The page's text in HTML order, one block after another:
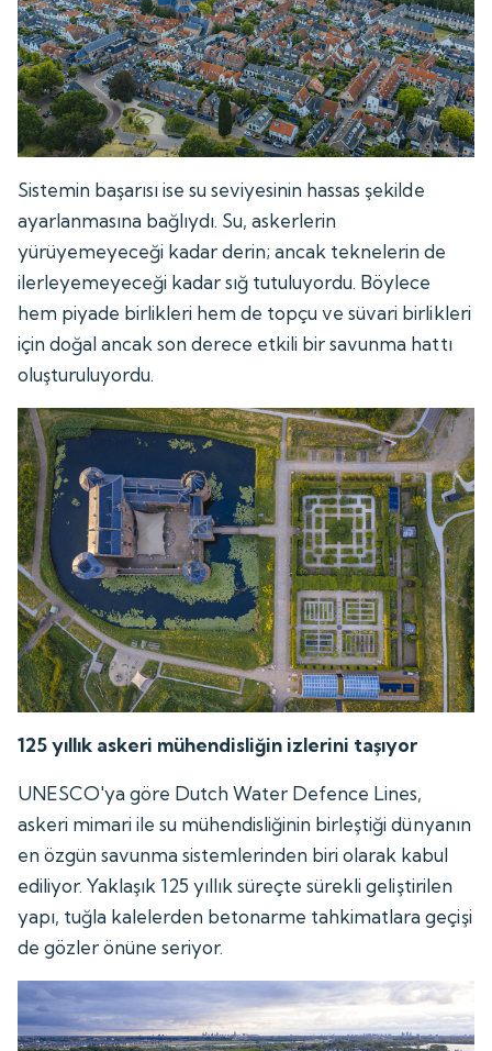
Sistemin başarısı ise su seviyesinin hassas şekilde
ayarlanmasına bağlıydı. Su, askerlerin
yürüyemeyeceği kadar derin; ancak teknelerin de
ilerleyemeyeceği kadar sığ tutuluyordu. Böylece
hem piyade birlikleri hem de topçu ve süvari birlikleri
için doğal ancak son derece etkili bir savunma hattı
oluşturuluyordu.
125 yıllık askeri mühendisliğin izlerini taşıyor
UNESCO'ya göre Dutch Water Defence Lines,
askeri mimari ile su mühendisliğinin birleştiği dünyanın
en özgün savunma sistemlerinden biri olarak kabul
ediliyor. Yaklaşık 125 yıllık süreçte sürekli geliştirilen
yapı, tuğla kalelerden betonarme tahkimatlara geçişi
de gözler önüne seriyor.